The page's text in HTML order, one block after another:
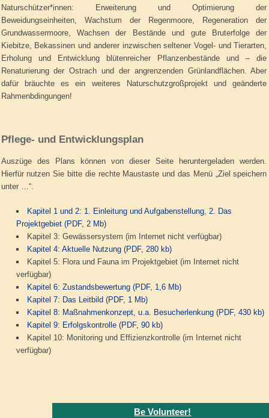
Naturschützer*innen: Erweiterung und Optimierung der
Beweidungseinheiten, Wachstum der Regenmoore, Regeneration der
Grundwassermoore, Wachsen der Bestände und gute Bruterfolge der
Kiebitze, Bekassinen und anderer inzwischen seltener Vogel- und Tierarten,
Erholung und Entwicklung blütenreicher Pflanzenbestände und – die
Renaturierung der Ostrach und der angrenzenden Grünlandflächen. Aber
dafür bräuchte es ein weiteres Naturschutzgroßprojekt und geänderte
Rahmenbdingungen!
Pflege- und Entwicklungsplan
Auszüge des Plans können von dieser Seite heruntergeladen werden.
Hierfür nutzen Sie bitte die rechte Maustaste und das Menü „Ziel speichern
unter …“.
Kapitel 1 und 2: 1. Einleitung und Aufgabenstellung, 2. Das
Projektgebiet (PDF, 2 Mb)
Kapitel 3: Gewässersystem (im Internet nicht verfügbar)
Kapitel 4: Aktuelle Nutzung (PDF, 280 kb)
Kapitel 5: Flora und Fauna im Projektgebiet (im Internet nicht
verfügbar)
Kapitel 6: Zustandsbewertung (PDF, 1,6 Mb)
Kapitel 7: Das Leitbild (PDF, 1 Mb)
Kapitel 8: Maßnahmenkonzept, u.a. Besucherlenkung (PDF, 430 kb)
Kapitel 9: Erfolgskontrolle (PDF, 90 kb)
Kapitel 10: Monitoring und Effizienzkontrolle (im Internet nicht
verfügbar)
Be Volunteer!